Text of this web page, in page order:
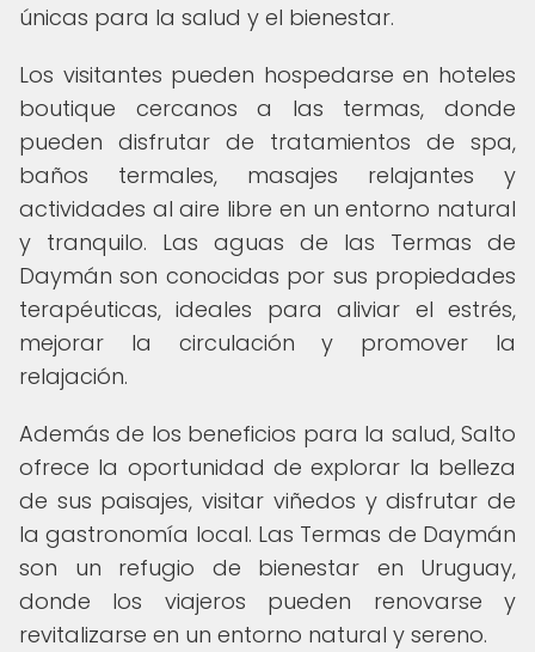
únicas para la salud y el bienestar.
Los visitantes pueden hospedarse en hoteles
boutique cercanos a las termas, donde
pueden disfrutar de tratamientos de spa,
baños termales, masajes relajantes y
actividades al aire libre en un entorno natural
y tranquilo. Las aguas de las Termas de
Daymán son conocidas por sus propiedades
terapéuticas, ideales para aliviar el estrés,
mejorar la circulación y promover la
relajación.
Además de los beneficios para la salud, Salto
ofrece la oportunidad de explorar la belleza
de sus paisajes, visitar viñedos y disfrutar de
la gastronomía local. Las Termas de Daymán
son un refugio de bienestar en Uruguay,
donde los viajeros pueden renovarse y
revitalizarse en un entorno natural y sereno.